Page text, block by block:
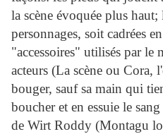
la scène évoquée plus haut;
personnages, soit cadrées
"accessoires" utilisés par le
acteurs (La scène ou Cora,
bouger, sauf sa main qui
boucher et en essuie le
de Wirt Roddy (Montagu